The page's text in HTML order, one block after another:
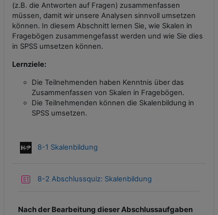
(z.B. die Antworten auf Fragen) zusammenfassen
müssen, damit wir unsere Analysen sinnvoll umsetzen
können. In diesem Abschnitt lernen Sie, wie Skalen in
Fragebögen zusammengefasst werden und wie Sie dies
in SPSS umsetzen können.
Lernziele:
Die Teilnehmenden haben Kenntnis über das
Zusammenfassen von Skalen in Fragebögen.
Die Teilnehmenden können die Skalenbildung in
SPSS umsetzen.
8-1 Skalenbildung
8-2 Abschlussquiz: Skalenbildung
Nach der Bearbeitung dieser Abschlussaufgaben